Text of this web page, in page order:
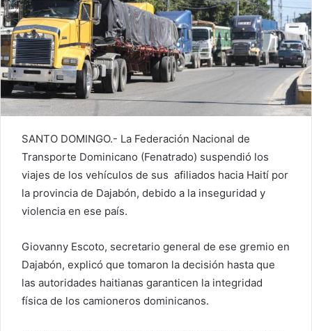
SANTO DOMINGO.- La Federación Nacional de
Transporte Dominicano (Fenatrado) suspendió los
viajes de los vehículos de sus afiliados hacia Haití por
la provincia de Dajabón, debido a la inseguridad y
violencia en ese país.
Giovanny Escoto, secretario general de ese gremio en
Dajabón, explicó que tomaron la decisión hasta que
las autoridades haitianas garanticen la integridad
física de los camioneros dominicanos.